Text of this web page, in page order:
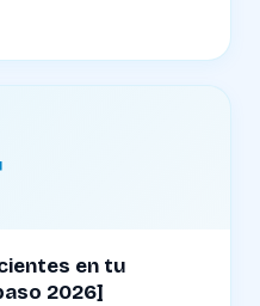
en tu
2026]